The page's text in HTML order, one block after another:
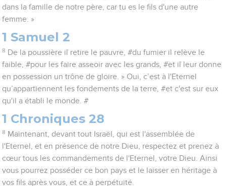
dans la famille de notre père, car tu es le fils d'une autre
femme. »
1 Samuel 2
8 De la poussière il retire le pauvre, #du fumier il relève le
faible, #pour les faire asseoir avec les grands, #et il leur donne
en possession un trône de gloire. » Oui, c’est à l'Eternel
qu’appartiennent les fondements de la terre, #et c'est sur eux
qu'il a établi le monde. #
1 Chroniques 28
8 Maintenant, devant tout Israël, qui est l'assemblée de
l'Eternel, et en présence de notre Dieu, respectez et prenez à
cœur tous les commandements de l'Eternel, votre Dieu. Ainsi
vous pourrez posséder ce bon pays et le laisser en héritage à
vos fils après vous, et ce à perpétuité.